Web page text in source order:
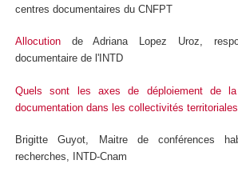
centres documentaires du CNFPT
Allocution de Adriana Lopez Uroz,
documentaire de l'INTD
Quels sont les axes de déploiement de la
documentation dans les collectivités
Brigitte Guyot, Maitre de conférences
recherches, INTD-Cnam